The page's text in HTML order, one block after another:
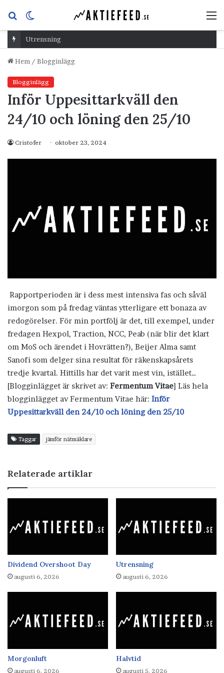
Sök
efterskin
Utrensning
Hem / Blogginlägg
Blogginlägg
Inför Uppesittarkväll den
24/10 och löning den 25/10
Cristofer oktober 23, 2024
Rapportperioden är i dess mest intensiva fas och såväl
imorgon som på fredag väntas ytterligare ett bonaza av
redogörelser. För min portfölj är det, till exempel, under
fredagen Hexpol, Traction, NCC, Peab (när blir det klart
om MoS och ärendet i Hovrätten?), Beijer Alma samt
Sanofi som delger sina resultat för räkenskapsårets
tredje kvartal. Hittills har det varit mest vin, istället…
[Blogginlägget är skrivet av: Fermentum Vitae] Läs hela
blogginlägget av Fermentum Vitae här: Inför
Uppesittarkväll den 24/10 och löning den 25/10
Taggar jämför nätmäklare
Relaterade artiklar
Dividend Overshoot Day
augusti 6, 2026
Utrensning
augusti 6, 2026
Morgonluft
augusti 6, 2026
Halvtid
augusti 5, 2026